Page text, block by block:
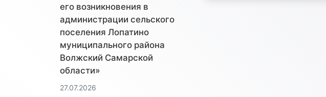
его возникновения в
администрации сельского
поселения Лопатино
муниципального района
Волжский Самарской
области»
27.07.2026